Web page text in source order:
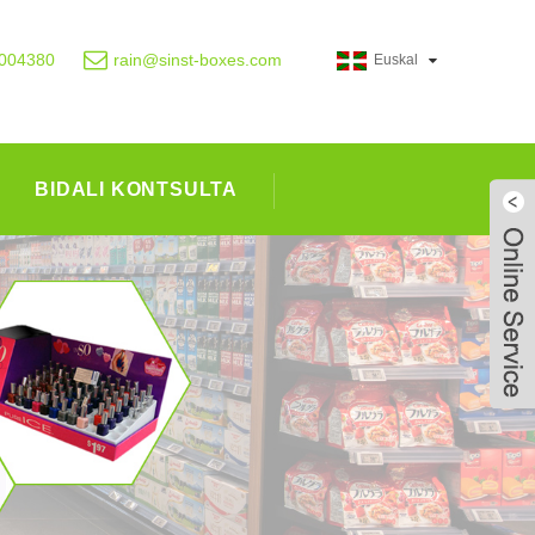
Euskal
rain@sinst-boxes.com
BIDALI KONTSULTA